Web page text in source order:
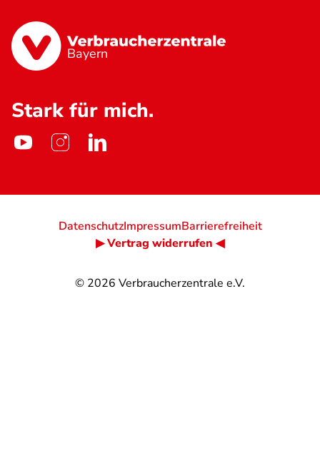
Bayern
Stark für mich.
© 2026 Verbraucherzentrale e.V.
DatenschutzImpressumBarrierefreiheit
▶ Vertrag widerrufen ◀